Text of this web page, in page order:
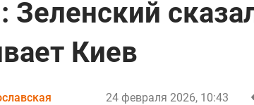
Зеленский
Киев
24 февраля 2026, 10:43